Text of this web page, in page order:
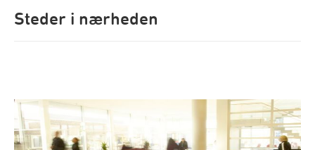
Steder i nærheden